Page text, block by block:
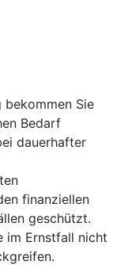
Sie
Bedarf
dauerhafter
finanziellen
geschützt.
im Ernstfall nicht